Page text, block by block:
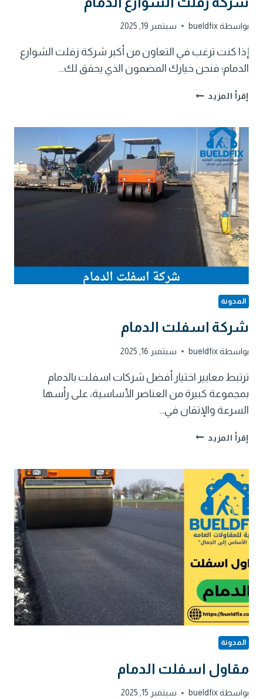
بواسطةbueldfix سبتمبر 19, 2025
إذا كنت ترغب في التعاون من أكبر شركة زفلت الشوارع
الدمام؛ فنحن خيارك المضمون الذي يحقق لك…
إقرأ المزيد شركة
المدونة
شركة اسفلت الدمام
بواسطةbueldfix سبتمبر 16, 2025
ترتبط معايير اختيار أفضل شركات اسفلت بالدمام
بمجموعة كبيرة من العناصر الأساسية، على رأسها
السرعة والإتقان في…
إقرأ المزيد شركة
المدونة
مقاول اسفلت الدمام
بواسطةbueldfix سبتمبر 15, 2025